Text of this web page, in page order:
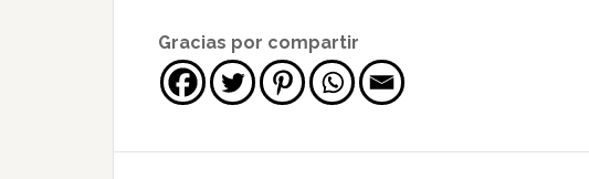
Gracias por compartir